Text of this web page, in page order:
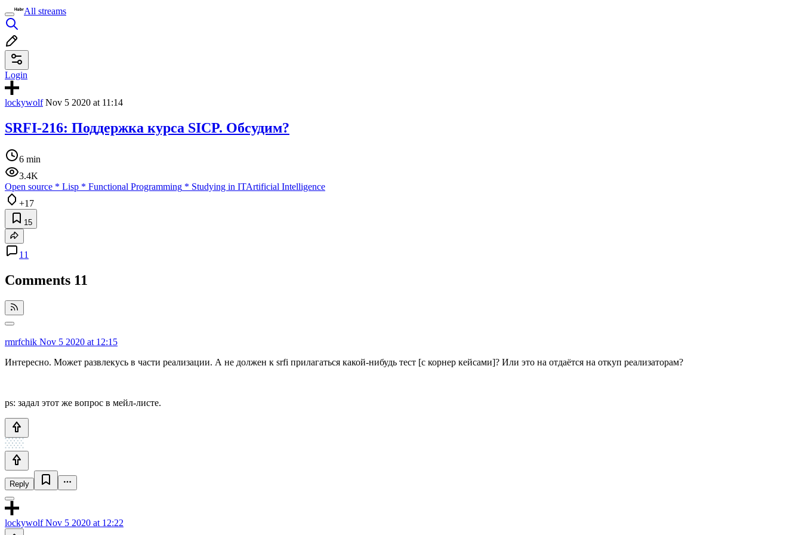
All streams
Login
lockywolfNov 5 2020 at 11:14
SRFI-216: Поддержка курса SICP. Обсудим?
6 min
3.4K
Open source * Lisp * Functional Programming * Studying in ITArtificial Intelligence
+17
15
11
Comments 11
rmrfchik Nov 5 2020 at 12:15
Интересно. Может развлекусь в части реализации. А не должен к srfi прилагаться какой-нибудь тест [с корнер кейсами]? Или это на отдаётся на откуп реализаторам?
ps: задал этот же вопрос в мейл-листе.
Reply
lockywolfNov 5 2020 at 12:22